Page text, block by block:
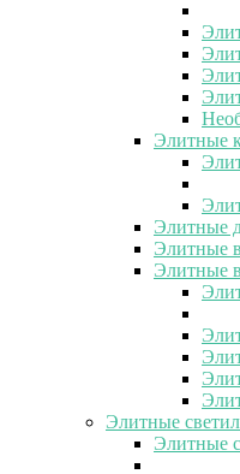
Элитные
Элитные
Элитные
Элитные
Элитные
Элитные